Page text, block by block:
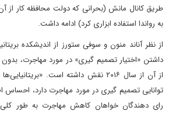
طریق کانال مانش (بحرانی‌ که دولت محافظه کار از
به رواندا استفاده ابزاری کرد) ادامه داشت.
از نظر آناند منون و سوفی ستورز از اندیشکده
داشتن «اختیار تصمیم گیری» در مورد مهاجرت،
از آن از سال ۲۰۱۶ نقش داشته است.
توانایی تصمیم گیری در مورد مهاجرت دارد، احساس
رای دهندگان خواهان کاهش مهاجرت به طور کلی‌